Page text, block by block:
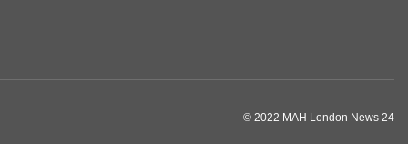
© 2022 MAH London News 24